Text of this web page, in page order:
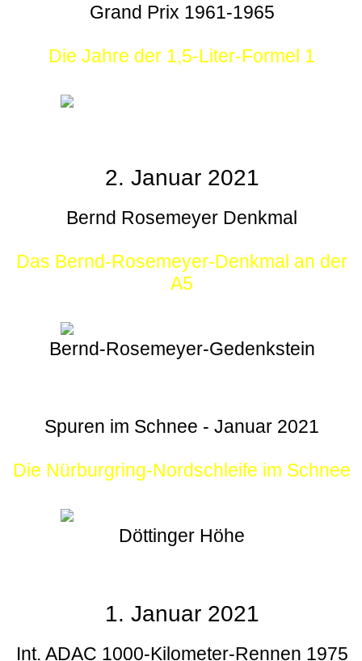
Grand Prix 1961-1965
Die Jahre der 1,5-Liter-Formel 1
2. Januar 2021
Bernd Rosemeyer Denkmal
Das Bernd-Rosemeyer-Denkmal an der
A5
Bernd-Rosemeyer-Gedenkstein
Spuren im Schnee - Januar 2021
Die Nürburgring-Nordschleife im Schnee
Döttinger Höhe
1. Januar 2021
Int. ADAC 1000-Kilometer-Rennen 1975